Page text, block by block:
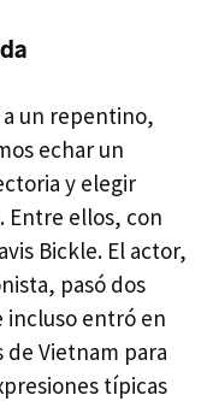
a un repentino,
echar un
y elegir
Entre ellos, con
Bickle. El actor,
pasó dos
incluso entró en
Vietnam para
típicas